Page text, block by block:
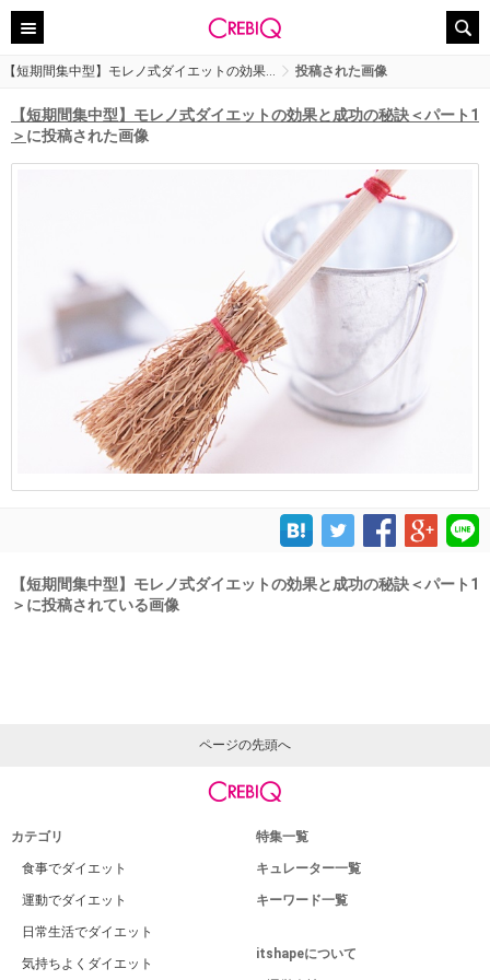
【短期間集中型】モレノ式ダイエットの効果… 投稿された画像
【短期間集中型】モレノ式ダイエットの効果と成功の秘訣＜パート1
＞ に投稿された画像
【短期間集中型】モレノ式ダイエットの効果と成功の秘訣＜パート1
＞に投稿されている画像
ページの先頭へ
カテゴリ
食事でダイエット
運動でダイエット
日常生活でダイエット
気持ちよくダイエット
特集一覧
キュレーター一覧
キーワード一覧
itshapeについて